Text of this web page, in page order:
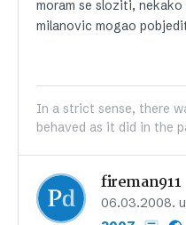
moram se sloziti, nekako
milanovic mogao
In a strict sense, there
behaved as it did in the
fireman911
06.03.2008.